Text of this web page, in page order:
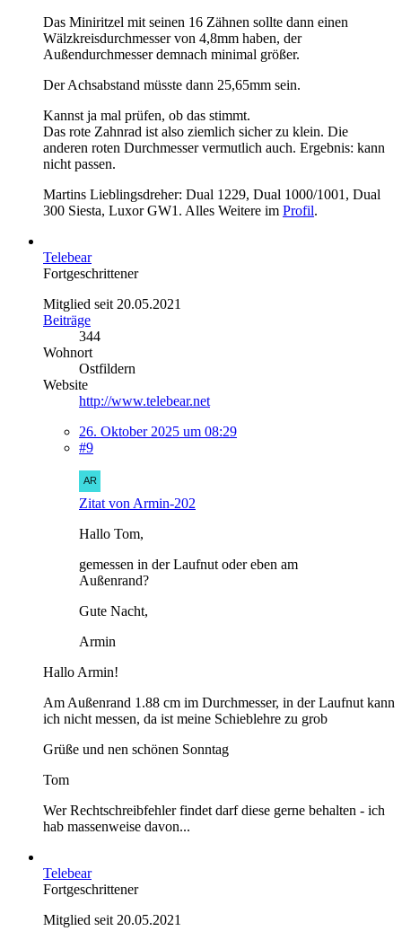
Das Miniritzel mit seinen 16 Zähnen sollte dann einen
Wälzkreisdurchmesser von 4,8mm haben, der
Außendurchmesser demnach minimal größer.
Der Achsabstand müsste dann 25,65mm sein.
Kannst ja mal prüfen, ob das stimmt.
Das rote Zahnrad ist also ziemlich sicher zu klein. Die
anderen roten Durchmesser vermutlich auch. Ergebnis: kann
nicht passen.
Martins Lieblingsdreher: Dual 1229, Dual 1000/1001, Dual
300 Siesta, Luxor GW1. Alles Weitere im Profil.
Telebear
Fortgeschrittener
Mitglied seit 20.05.2021
Beiträge
344
Wohnort
Ostfildern
Website
http://www.telebear.net
26. Oktober 2025 um 08:29
#9
Zitat von Armin-202
Hallo Tom,
gemessen in der Laufnut oder eben am
Außenrand?
Gute Nacht,
Armin
Hallo Armin!
Am Außenrand 1.88 cm im Durchmesser, in der Laufnut kann
ich nicht messen, da ist meine Schieblehre zu grob
Grüße und nen schönen Sonntag
Tom
Wer Rechtschreibfehler findet darf diese gerne behalten - ich
hab massenweise davon...
Telebear
Fortgeschrittener
Mitglied seit 20.05.2021